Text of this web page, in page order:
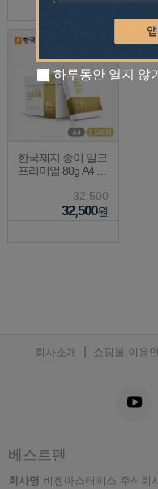
한국제지 종이 밀크
프리미엄 80g A4 (1
BOX) 2500매
32,500
32,500원
회사소개 쇼핑몰 이용
베스트펜
회사명 비젠마스터피스 주식회
하루동안 열지 않기